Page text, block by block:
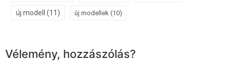
új modell (11) új modellek (10)
Vélemény, hozzászólás?